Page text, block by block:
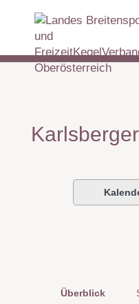
Überblick